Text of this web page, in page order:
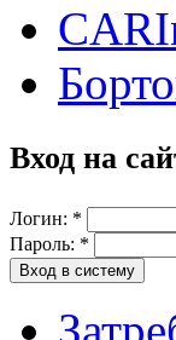
Вход на
Логин: *
Пароль: *